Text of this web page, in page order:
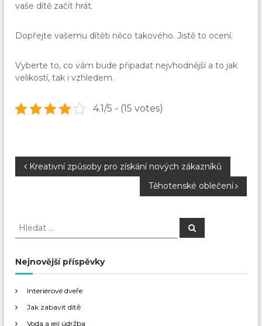
vaše dítě začít hrát.
Dopřejte vašemu dítěti něco takového. Jistě to ocení.
Vyberte to, co vám bude připadat nejvhodnější a to jak
velikostí, tak i vzhledem.
4.1/5 - (15 votes)
N
v
g
a
Kreativní způsoby pro získání nových zákazníků
Těhotenské oblečení
H
d
a
:
H
l
Nejnovější příspěvky
Interiérové dveře
Jak zabavit dítě
Voda a její údržba